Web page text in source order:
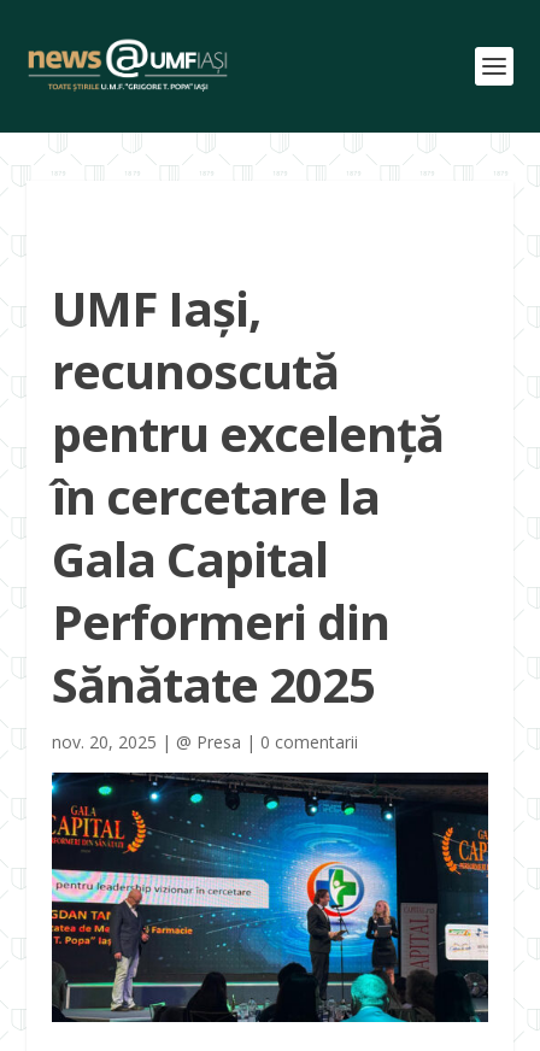
UMF Iași,
recunoscută
pentru excelență
în cercetare la
Gala Capital
Performeri din
Sănătate 2025
nov. 20, 2025 | @ Presa | 0 comentarii